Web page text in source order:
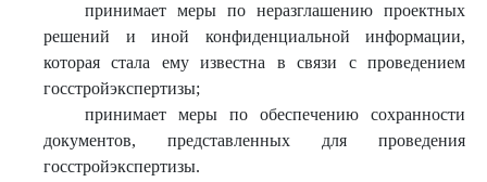
принимает меры по неразглашению проектных
решений и иной конфиденциальной информации,
которая стала ему известна в связи с проведением
госстройэкспертизы;
принимает меры по обеспечению сохранности
документов, представленных для проведения
госстройэкспертизы.